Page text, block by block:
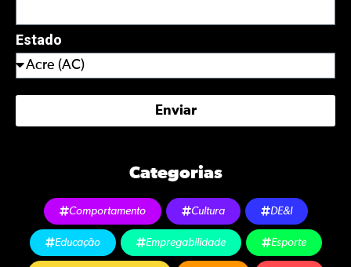
Estado
Enviar
Categorias
Comportamento Cultura DE&I
Educação Empregabilidade Esporte